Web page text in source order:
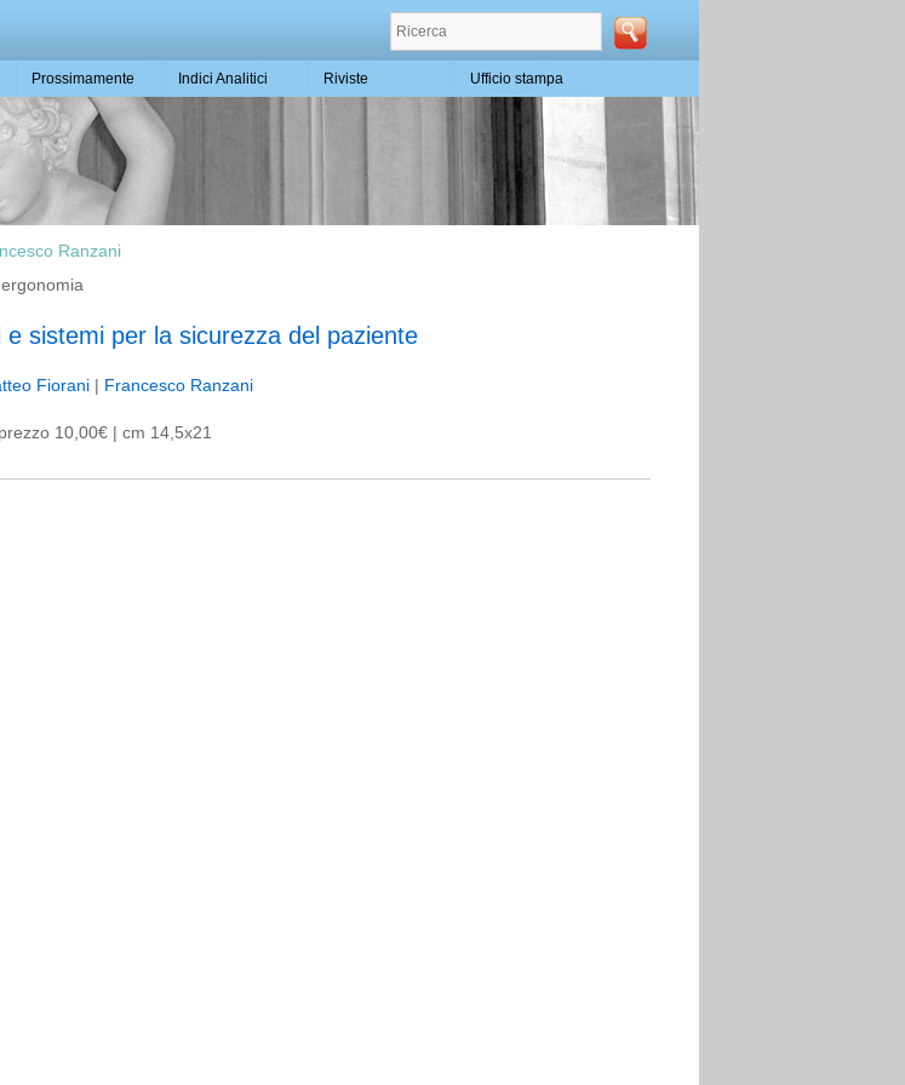
Prossimamente Indici Analitici Riviste Ufficio stampa
Ranzani
e sistemi per la sicurezza del paziente
Fiorani | Francesco Ranzani
10,00€ | cm 14,5x21